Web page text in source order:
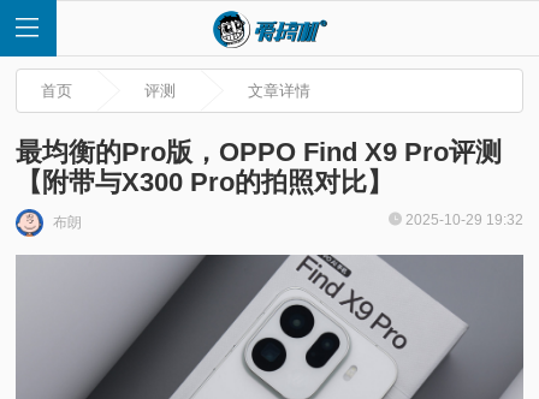
首
首页 评测 文章详情
最均衡的Pro版，OPPO Find X9 Pro评测
【附带与X300 Pro的拍照对比】
布朗 2025-10-29 19:32